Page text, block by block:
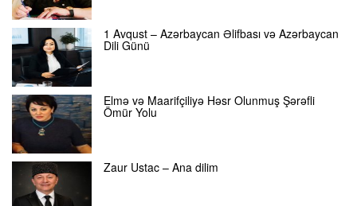
1 Avqust – Azərbaycan Əlifbası və Azərbaycan
Dili Günü
Elmə və Maarifçiliyə Həsr Olunmuş Şərəfli
Ömür Yolu
Zaur Ustac – Ana dilim